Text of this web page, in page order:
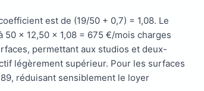
est de (19/50 + 0,7) = 1,08. Le
× 12,50 × 1,08 = 675 €/mois charges
permettant aux studios et deux-
légèrement supérieur. Pour les surfaces
réduisant sensiblement le loyer